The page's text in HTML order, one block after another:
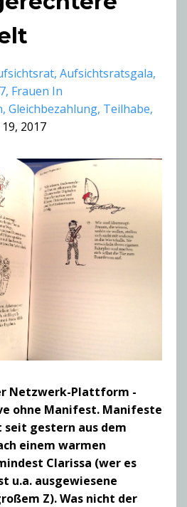
Aufsichtsratsgala
Frauen In
Gleichbezahlung Teilhabe
2017
Netzwerk-Plattform -
ohne Manifest. Manifeste
gestern aus dem
einem warmen
Clarissa (wer es
u.a. ausgewiesene
Z). Was nicht der